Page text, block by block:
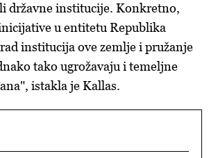
državne institucije. Konkretno,
u entitetu Republika
institucija ove zemlje i pružanje
tako ugrožavaju i temeljne
", istakla je Kallas.